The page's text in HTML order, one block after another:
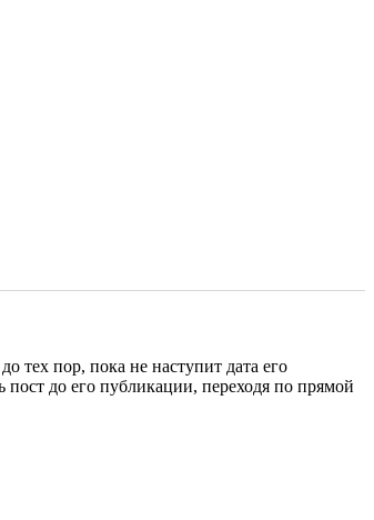
тех пор, пока не наступит дата его
до его публикации, переходя по прямой